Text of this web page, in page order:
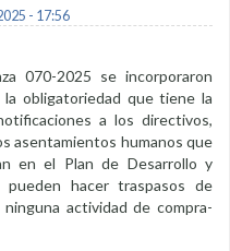
- 17:56
070-2025 se incorporaron
obligatoriedad que tiene la
a los directivos,
asentamientos humanos que
en el Plan de Desarrollo y
hacer traspasos de
actividad de compra-